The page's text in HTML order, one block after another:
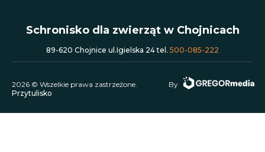
Schronisko dla zwierząt w Chojnicach
89-620 Chojnice ul.Igielska 24 tel. 500-085-222
2026 © Wszelkie prawa zastrzeżone.
Przytulisko
By